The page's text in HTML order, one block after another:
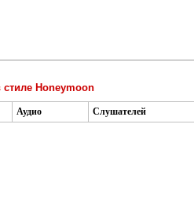
стиле Honeymoon
Аудио Слушателей